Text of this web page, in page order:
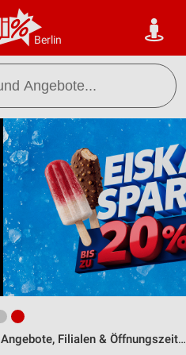
Berlin
Filialen & Öffnungszeiten